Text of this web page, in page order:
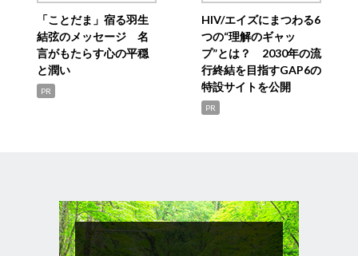
「ことだま」宿る羽生
結弦のメッセージ 名
言がもたらす心の平穏
と潤い
PR
HIV/エイズにまつわる6
つの“理解のギャッ
プ”とは？ 2030年の流
行終結を目指すGAP6の
特設サイトを公開
PR